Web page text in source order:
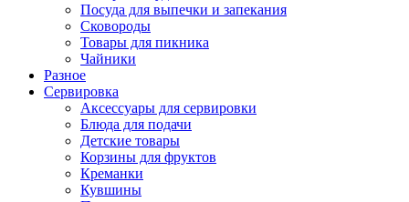
Посуда для выпечки и запекания
Сковороды
Товары для пикника
Чайники
Разное
Сервировка
Аксессуары для сервировки
Блюда для подачи
Детские товары
Корзины для фруктов
Креманки
Кувшины